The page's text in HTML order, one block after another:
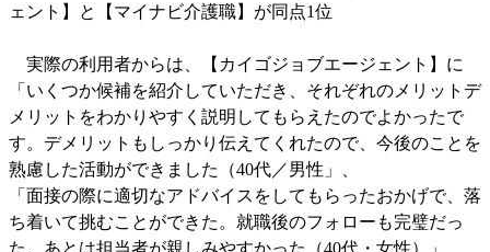
ェント】と【マイナビ介護職】が同点1位
実際の利用者からは、【カイゴジョブエージェント】に
「いくつか候補を紹介していただき、それぞれのメリットデ
メリットをわかりやすく説明してもらえたのでよかったで
す。デメリットもしっかり伝えてくれたので、今後のことを
熟慮した活動ができました（40代／男性」、
「面接の際に適切なアドバイスをしてもらったおかげで、落
ち着いて挑むことができた。就職後のフォローも完璧だっ
た。あとは担当者が親しみやすかった（40代・女性）」